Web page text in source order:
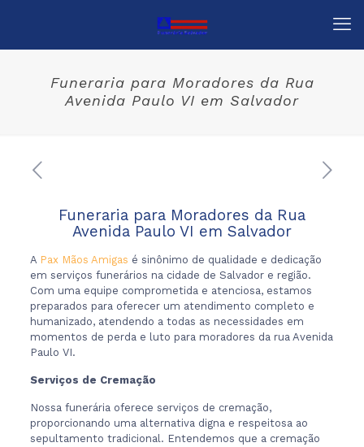
Funeraria para Moradores da Rua
Avenida Paulo VI em Salvador
Funeraria para Moradores da Rua
Avenida Paulo VI em Salvador
A Pax Mãos Amigas é sinônimo de qualidade e dedicação
em serviços funerários na cidade de Salvador e região.
Com uma equipe comprometida e atenciosa, estamos
preparados para oferecer um atendimento completo e
humanizado, atendendo a todas as necessidades em
momentos de perda e luto para moradores da rua Avenida
Paulo VI.
Serviços de Cremação
Nossa funerária oferece serviços de cremação,
proporcionando uma alternativa digna e respeitosa ao
sepultamento tradicional. Entendemos que a cremação